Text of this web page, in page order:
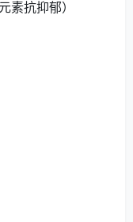
素抗抑郁）